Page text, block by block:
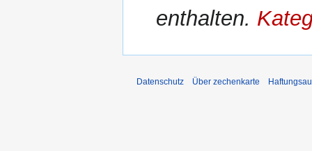
enthalten.
Datenschutz Über zechenkarte